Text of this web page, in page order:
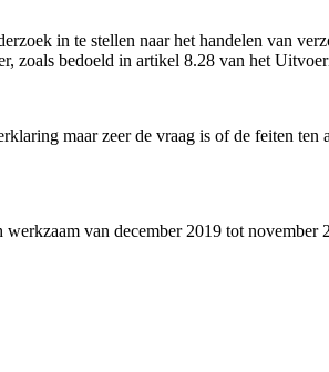
in te stellen naar het handelen van
zoals bedoeld in artikel 8.28 van het
maar zeer de vraag is of de feiten
van december 2019 tot november